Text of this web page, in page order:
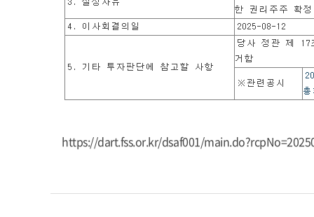
https://dart.fss.or.kr/dsaf001/